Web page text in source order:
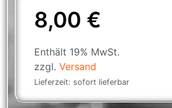
8,00 €
Enthält 19% MwSt.
zzgl. Versand
Lieferzeit: sofort lieferbar